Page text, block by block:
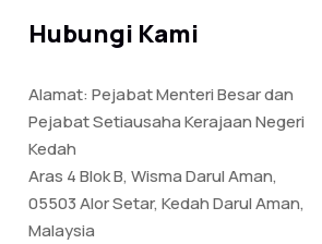
Hubungi Kami
Alamat: Pejabat Menteri Besar dan
Pejabat Setiausaha Kerajaan Negeri
Kedah
Aras 4 Blok B, Wisma Darul Aman,
05503 Alor Setar, Kedah Darul Aman,
Malaysia